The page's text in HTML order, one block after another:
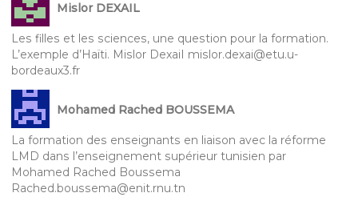
Mislor DEXAIL
Les filles et les sciences, une question pour la formation.
L’exemple d’Haïti. Mislor DexaiI mislor.dexai@etu.u-
bordeaux3.fr
Mohamed Rached BOUSSEMA
La formation des enseignants en liaison avec la réforme
LMD dans l’enseignement supérieur tunisien par
Mohamed Rached Boussema
Rached.boussema@enit.rnu.tn